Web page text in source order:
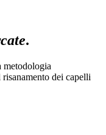
.
metodologia
dei capelli